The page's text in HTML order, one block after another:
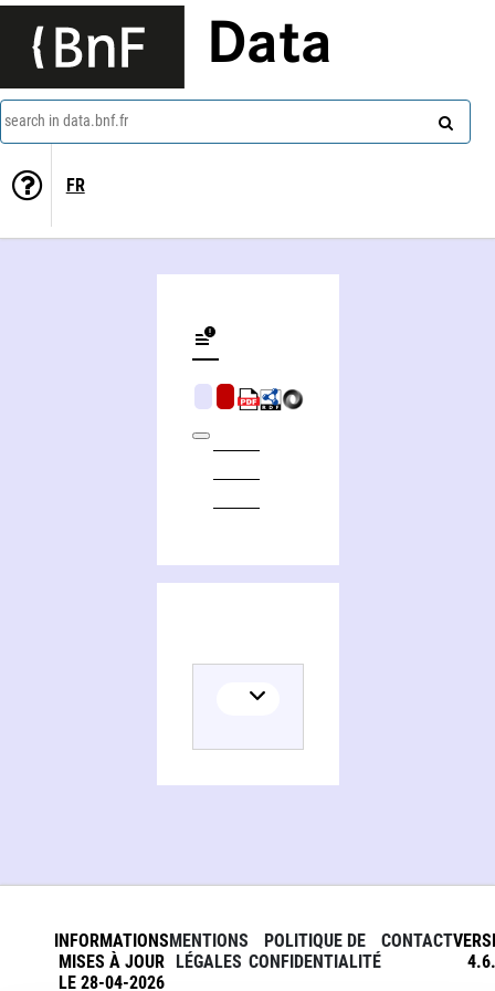
Data
search in data.bnf.fr
FR
INFORMATIONS
MISES À JOUR
LE 28-04-2026
MENTIONS
LÉGALES
POLITIQUE DE
CONFIDENTIALITÉ
CONTACT